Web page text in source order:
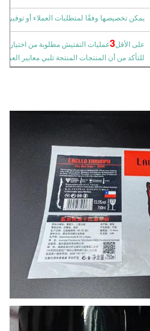
يمكن تخصيصها وفقًا لمتطلبات العملاء أو
على الأقل3عمليات التفتيش مطلوبة من اختيار
للتأكد من أن المنتجات المنتجة تلبي معايير